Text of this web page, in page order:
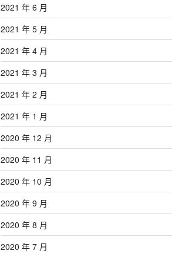
2021 年 6 月
2021 年 5 月
2021 年 4 月
2021 年 3 月
2021 年 2 月
2021 年 1 月
2020 年 12 月
2020 年 11 月
2020 年 10 月
2020 年 9 月
2020 年 8 月
2020 年 7 月